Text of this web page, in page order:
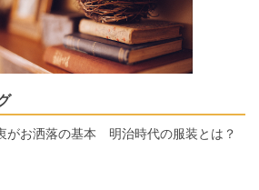
がお洒落の基本 明治時代の服装とは？